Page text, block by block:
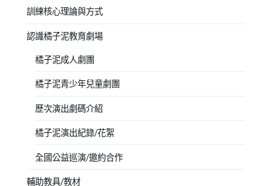
訓練核心理論與方式
認識橘子泥教育劇場
橘子泥成人劇團
橘子泥青少年兒童劇團
歷次演出劇碼介紹
橘子泥演出紀錄/花絮
全國公益巡演/邀約合作
輔助教具/教材